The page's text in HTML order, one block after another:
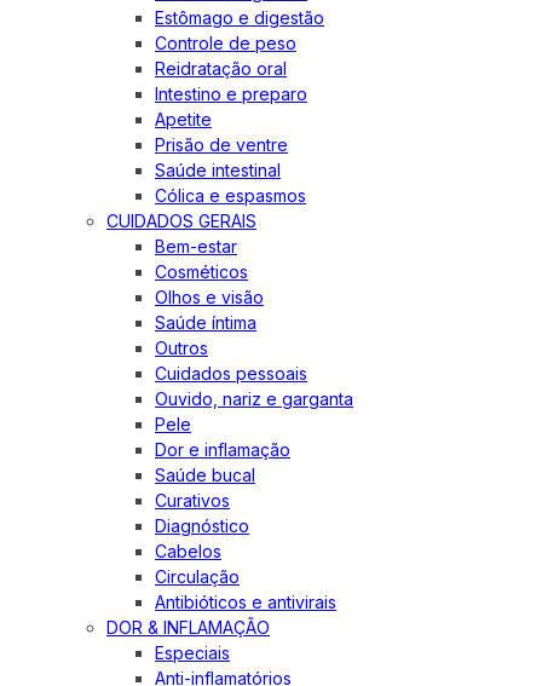
Estômago e digestão
Controle de peso
Reidratação oral
Intestino e preparo
Apetite
Prisão de ventre
Saúde intestinal
Cólica e espasmos
CUIDADOS GERAIS
Bem-estar
Cosméticos
Olhos e visão
Saúde íntima
Outros
Cuidados pessoais
Ouvido, nariz e garganta
Pele
Dor e inflamação
Saúde bucal
Curativos
Diagnóstico
Cabelos
Circulação
Antibióticos e antivirais
DOR & INFLAMAÇÃO
Especiais
Anti-inflamatórios